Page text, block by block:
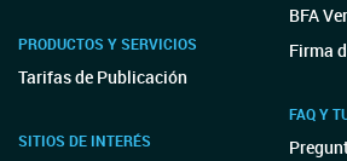
PRODUCTOS Y SERVICIOS
Tarifas de Publicación
SITIOS DE INTERÉS
BFA
Firma
FAQ Y